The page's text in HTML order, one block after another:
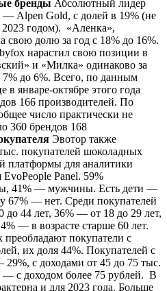
бренды Абсолютный лидер
― Alpen Gold, с долей в 19% (не
годом). «Аленка»,
свою долю за год с 18% до 16%.
нарастил свою позиции в
и «Милка» одинаково за
7% до 6%. Всего, по данным
в январе-октябре этого года
166 производителей. По
число практически не
360 брендов 168
Эвотор также
покупателей шоколадных
платформы для аналитики
EvoPeople Panel. 59%
41% ― мужчины. Есть дети ―
67% ― нет. Среди покупателей
44 лет, 36% ― от 18 до 29 лет,
― в возрасте старше 60 лет.
покупатели с
их доля 44%. Покупателей с
с доходами от 45 до 75 тыс.
с доходом более 75 рублей. В
и для 2023 года. Больше